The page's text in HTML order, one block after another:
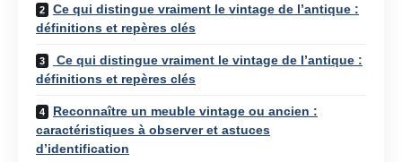
Ce qui distingue vraiment le vintage de l’antique :
définitions et repères clés
Ce qui distingue vraiment le vintage de l’antique :
définitions et repères clés
Reconnaître un meuble vintage ou ancien :
caractéristiques à observer et astuces
d’identification